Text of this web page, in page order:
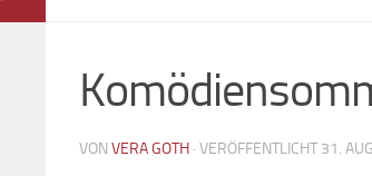
VON VERA GOTH · VERÖFFENTLICHT 31.